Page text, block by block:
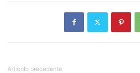
Articolo precedente